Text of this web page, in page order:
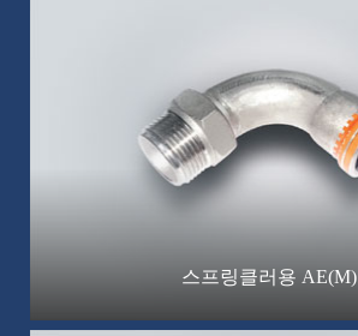
스프링클러용 AE(M)